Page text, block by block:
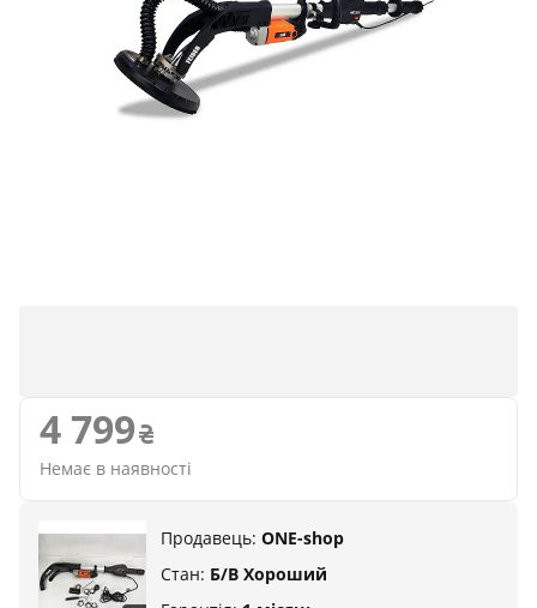
4 799
Немає в наявності
Продавець: ONE-shop
Стан: Б/В Хороший